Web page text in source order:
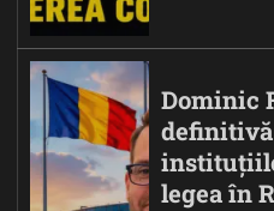
Dominic
legea în